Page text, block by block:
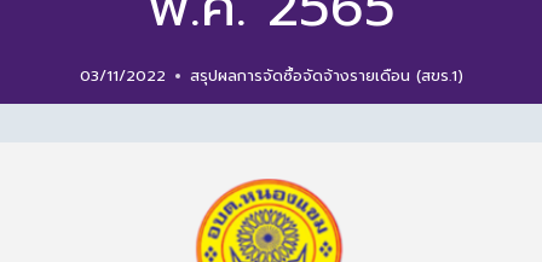
03/11/2022 สรุปผลการจัดซื้อจัดจ้างรายเดือน (สขร.1)